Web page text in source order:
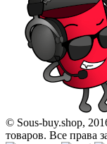
© Sous-buy.shop,
товаров. Все права